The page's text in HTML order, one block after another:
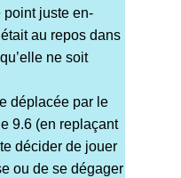
point juste en-
au repos dans
ne soit
déplacée par le
9.6 (en replaçant
décider de jouer
ou de se dégager